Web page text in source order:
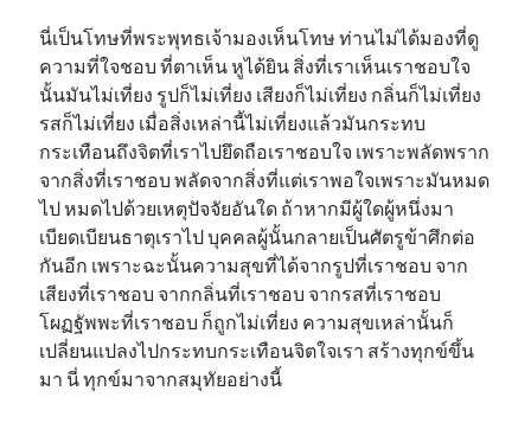
นี่เป็นโทษที่พระพุทธเจ้ามองเห็นโทษ ท่านไม่ได้มองที่ดู
ความที่ใจชอบ ที่ตาเห็น หูได้ยิน สิ่งที่เราเห็นเราชอบใจ
นั้นมันไม่เที่ยง รูปก็ไม่เที่ยง เสียงก็ไม่เที่ยง กลิ่นก็ไม่เที่ยง
รสก็ไม่เที่ยง เมื่อสิ่งเหล่านี้ไม่เที่ยงแล้วมันกระทบ
กระเทือนถึงจิตที่เราไปยึดถือเราชอบใจ เพราะพลัดพราก
จากสิ่งที่เราชอบ พลัดจากสิ่งที่แต่เราพอใจเพราะมันหมด
ไป หมดไปด้วยเหตุปัจจัยอันใด ถ้าหากมีผู้ใดผู้หนึ่งมา
เบียดเบียนธาตุเราไป บุคคลผู้นั้นกลายเป็นศัตรูข้าศึกต่อ
กันอีก เพราะฉะนั้นความสุขที่ได้จากรูปที่เราชอบ จาก
เสียงที่เราชอบ จากกลิ่นที่เราชอบ จากรสที่เราชอบ
โผฏฐัพพะที่เราชอบ ก็ถูกไม่เที่ยง ความสุขเหล่านั้นก็
เปลี่ยนแปลงไปกระทบกระเทือนจิตใจเรา สร้างทุกข์ขึ้น
มา นี่ ทุกข์มาจากสมุทัยอย่างนี้